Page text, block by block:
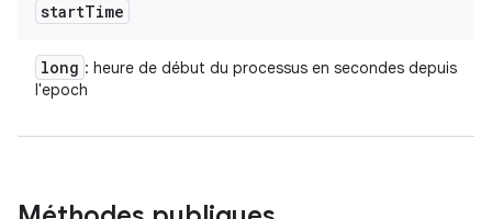
startTime
long : heure de début du processus en secondes depuis
l'epoch